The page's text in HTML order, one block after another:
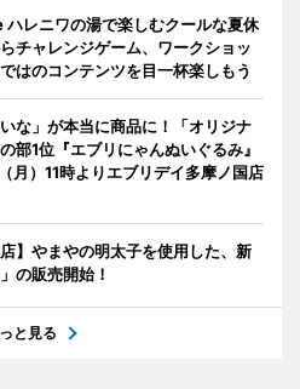
レニワの湯で楽しむクールな夏休
チャレンジゲーム、ワークショッ
はのコンテンツを目一杯楽しもう
な」が本当に商品に！「オリジナ
部1位『エブリにゃんぬいぐるみ』
月）11時よりエブリデイ多摩ノ国店
】やまやの明太子を使用した、新
の販売開始！
と見る